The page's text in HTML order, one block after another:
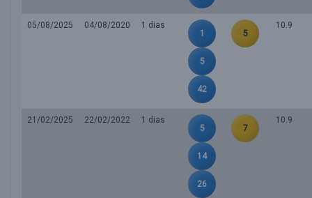
05/08/2025 04/08/2020
1 dias
1
5
42
5
10.9
21/02/2025 22/02/2022
1 dias
5
14
26
7
10.9